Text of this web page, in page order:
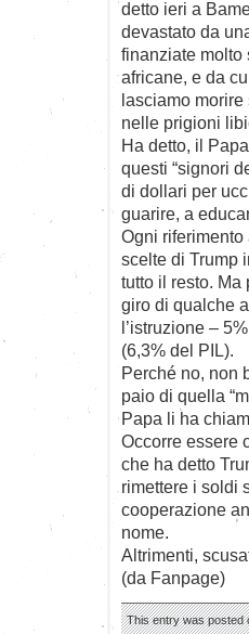
detto ieri a
devastato da
finanziate molto
africane, e da
lasciamo
nelle prigioni
Ha detto, il
questi “signori
di dollari per
guarire, a
Ogni riferimento
scelte di Trump
tutto il resto. Ma
giro di qualche
l’istruzione –
(6,3% del PIL).
Perché no, non
paio di quella
Papa li ha
Occorre essere
che ha detto
rimettere i soldi
cooperazione
nome.
Altrimenti,
(da Fanpage)
This entry was posted